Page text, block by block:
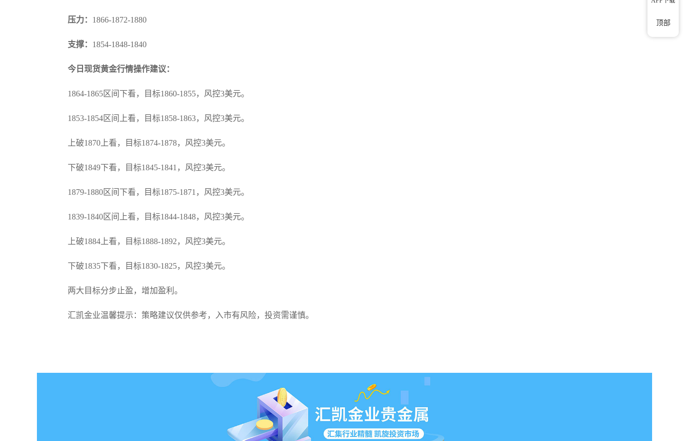
压力： 1866-1872-1880
支撑： 1854-1848-1840
今日现货黄金行情操作建议：
1864-1865区间下看，目标1860-1855，风控3美元。
1853-1854区间上看，目标1858-1863，风控3美元。
上破1870上看，目标1874-1878，风控3美元。
下破1849下看，目标1845-1841，风控3美元。
1879-1880区间下看，目标1875-1871，风控3美元。
1839-1840区间上看，目标1844-1848，风控3美元。
上破1884上看，目标1888-1892，风控3美元。
下破1835下看，目标1830-1825，风控3美元。
两大目标分步止盈，增加盈利。
汇凯金业温馨提示：策略建议仅供参考，入市有风险，投资需谨慎。
顶部